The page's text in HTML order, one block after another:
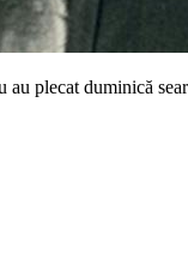
au plecat duminică